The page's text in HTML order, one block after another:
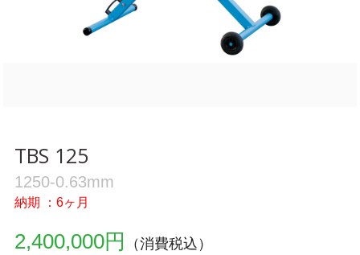
TBS 125
1250-0.63mm
納期 ：6ヶ月
2,400,000円 （消費税込）